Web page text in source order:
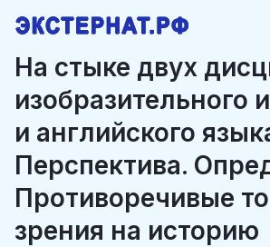
На стыке двух
изобразительного
и английского
Перспектива.
Противоречивые
зрения на историю